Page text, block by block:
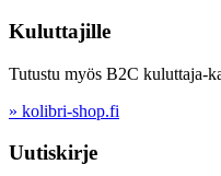
Kuluttajille
Tutustu myös B2C kuluttaja-
» kolibri-shop.fi
Uutiskirje